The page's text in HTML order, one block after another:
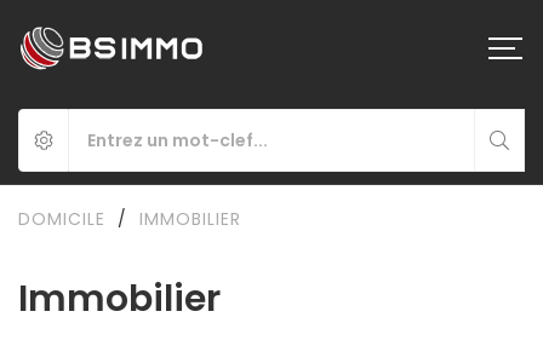
Immobilier
DOMICILE / IMMOBILIER